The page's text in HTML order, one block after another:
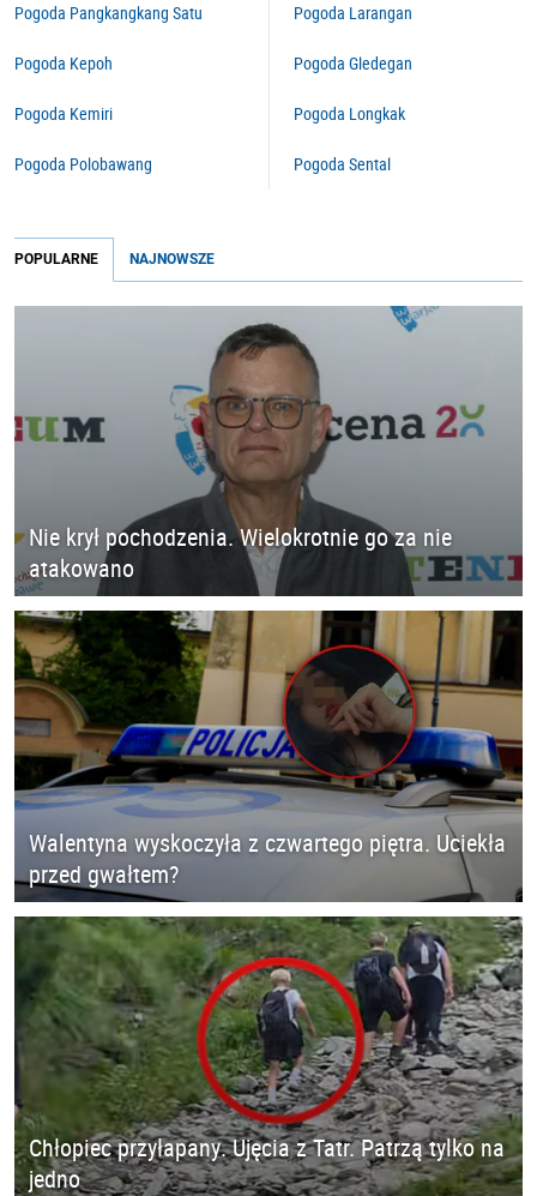
Pogoda Pangkangkang Satu
Pogoda Kepoh
Pogoda Kemiri
Pogoda Polobawang
Pogoda Larangan
Pogoda Gledegan
Pogoda Longkak
Pogoda Sental
POPULARNE NAJNOWSZE
Nie krył pochodzenia. Wielokrotnie go za nie
atakowano
Walentyna wyskoczyła z czwartego piętra. Uciekła
przed gwałtem?
Chłopiec przyłapany. Ujęcia z Tatr. Patrzą tylko na
jedno